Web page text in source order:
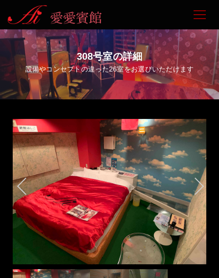
308号室の詳細
設備やコンセプトの違った26室をお選びいただけます